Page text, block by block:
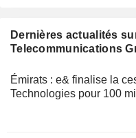
Dernières actualités
Telecommunications
Émirats : e& finalise la
Technologies pour 100